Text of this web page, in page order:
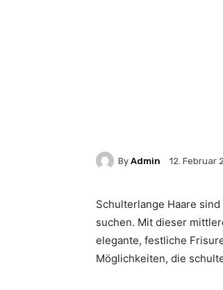
By Admin 12. Februar
Schulterlange Haare
suchen. Mit dieser
elegante, festliche
Möglichkeiten, die